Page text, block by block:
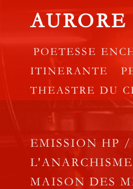
POETESSE
ITINERANTE
THEASTRE DU
EMISSION HP
MAISON DES